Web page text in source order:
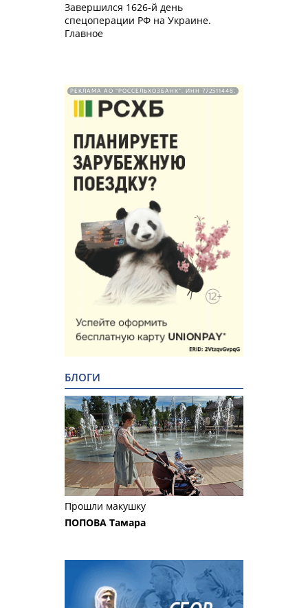
Завершился 1626-й день
спецоперации РФ на Украине.
Главное
РЕКЛАМА АО "РОССЕЛЬХОЗБАНК". ИНН 772511448.
БЛОГИ
Прошли макушку
ПОПОВА Тамара